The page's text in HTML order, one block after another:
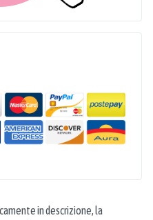
in descrizione, la